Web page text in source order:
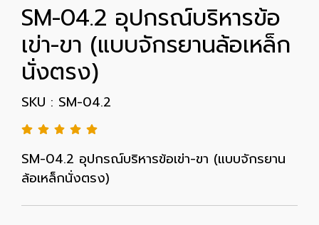
SM-04.2 อุปกรณ์บริหารข้อ
เข่า-ขา (แบบจักรยานล้อเหล็ก
นั่งตรง)
SKU : SM-04.2
SM-04.2 อุปกรณ์บริหารข้อเข่า-ขา (แบบจักรยาน
ล้อเหล็กนั่งตรง)